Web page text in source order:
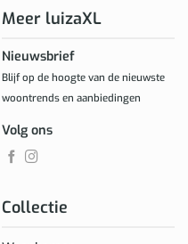
Collectie
Meer luizaXL
Nieuwsbrief
Blijf op de hoogte van de nieuwste
woontrends en aanbiedingen
Volg ons